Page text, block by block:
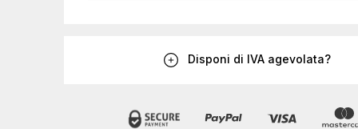
Disponi di IVA agevolata?